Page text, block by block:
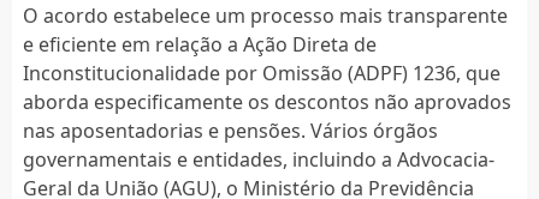
O acordo estabelece um processo mais transparente
e eficiente em relação a Ação Direta de
Inconstitucionalidade por Omissão (ADPF) 1236, que
aborda especificamente os descontos não aprovados
nas aposentadorias e pensões. Vários órgãos
governamentais e entidades, incluindo a Advocacia-
Geral da União (AGU), o Ministério da Previdência